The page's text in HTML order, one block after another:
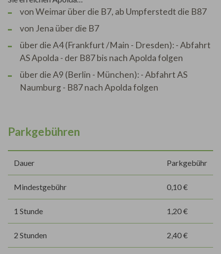
von Weimar über die B7, ab Umpferstedt die B87
von Jena über die B7
über die A4 (Frankfurt /Main - Dresden): - Abfahrt
AS Apolda - der B87 bis nach Apolda folgen
über die A9 (Berlin - München): - Abfahrt AS
Naumburg - B87 nach Apolda folgen
Parkgebühren
Dauer Parkgebühr
Mindestgebühr 0,10 €
1 Stunde 1,20 €
2 Stunden 2,40 €